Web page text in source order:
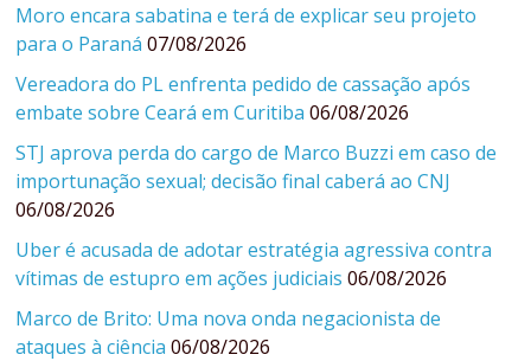
Moro encara sabatina e terá de explicar seu projeto
para o Paraná 07/08/2026
Vereadora do PL enfrenta pedido de cassação após
embate sobre Ceará em Curitiba 06/08/2026
STJ aprova perda do cargo de Marco Buzzi em caso de
importunação sexual; decisão final caberá ao CNJ
06/08/2026
Uber é acusada de adotar estratégia agressiva contra
vítimas de estupro em ações judiciais 06/08/2026
Marco de Brito: Uma nova onda negacionista de
ataques à ciência 06/08/2026